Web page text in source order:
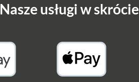
Nasze usługi w skrócie